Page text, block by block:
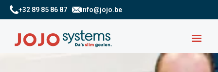
+32 89 85 86 87 info@jojo.be